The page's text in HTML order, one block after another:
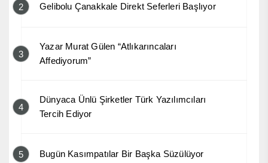
2 Gelibolu Çanakkale Direkt Seferleri Başlıyor
3
Yazar Murat Gülen “Atlıkarıncaları
Affediyorum”
4
Dünyaca Ünlü Şirketler Türk Yazılımcıları
Tercih Ediyor
5 Bugün Kasımpatılar Bir Başka Süzülüyor